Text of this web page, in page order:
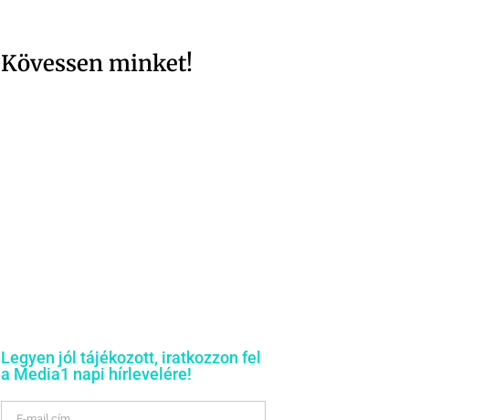
Kövessen minket!
Legyen jól tájékozott, iratkozzon fel
a Media1 napi hírlevelére!